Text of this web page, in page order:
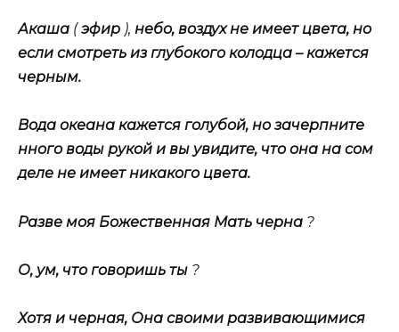
Акаша (эфир ), небо, воздух не имеет цвета, но
если смотреть из глубокого колодца – кажется
черным.
Вода океана кажется голубой, но зачерпните
нного воды рукой и вы увидите, что она на сом
деле не имеет никакого цвета.
Разве моя Божественная Мать черна ?
О, ум, что говоришь ты ?
Хотя и черная, Она своими развивающимися